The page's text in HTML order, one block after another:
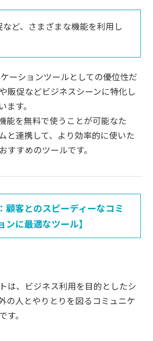
ど、さまざまな機能を利用し
ーションツールとしての優位性だ
販促などビジネスシーンに特化し
ます。
能を無料で使うことが可能なた
と連携して、より効率的に使いた
すすめのツールです。
顧客とのスピーディーなコミ
ンに最適なツール】
は、ビジネス利用を目的としたシ
の人とやりとりを図るコミュニケ
す。